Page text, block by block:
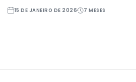
15 DE JANEIRO DE 2026 7 MESES